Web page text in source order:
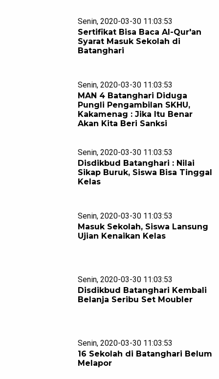
Senin, 2020-03-30 11:03:53
Sertifikat Bisa Baca Al-Qur'an
Syarat Masuk Sekolah di
Batanghari
Senin, 2020-03-30 11:03:53
MAN 4 Batanghari Diduga
Pungli Pengambilan SKHU,
Kakamenag : Jika Itu Benar
Akan Kita Beri Sanksi
Senin, 2020-03-30 11:03:53
Disdikbud Batanghari : Nilai
Sikap Buruk, Siswa Bisa Tinggal
Kelas
Senin, 2020-03-30 11:03:53
Masuk Sekolah, Siswa Lansung
Ujian Kenaikan Kelas
Senin, 2020-03-30 11:03:53
Disdikbud Batanghari Kembali
Belanja Seribu Set Moubler
Senin, 2020-03-30 11:03:53
16 Sekolah di Batanghari Belum
Melapor